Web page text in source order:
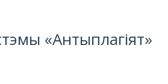
«Антыплагіят»